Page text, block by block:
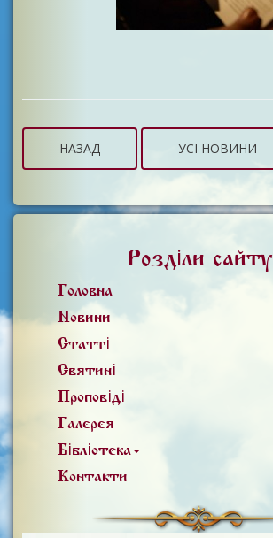
НАЗАД УСІ НОВИНИ
Розділи сайту
Головна
Новини
Статті
Святині
Проповіді
Галерея
Бібліотека
Контакти